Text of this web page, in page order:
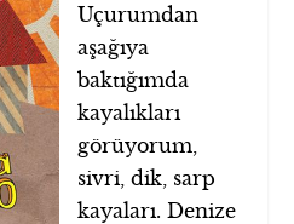
Uçurumdan
aşağıya
baktığımda
kayalıkları
görüyorum,
sivri, dik, sarp
kayaları. Denize